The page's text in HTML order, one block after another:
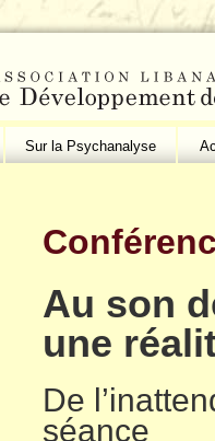
Sur la Psychanalyse
Au son
une
De
séance